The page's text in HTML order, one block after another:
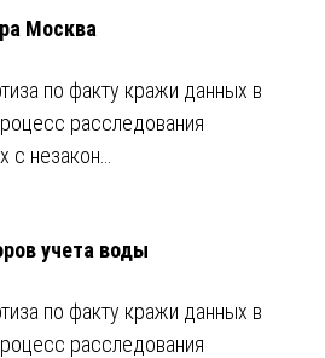
Москва
по факту кражи данных в
расследования
с незакон…
учета воды
по факту кражи данных в
расследования